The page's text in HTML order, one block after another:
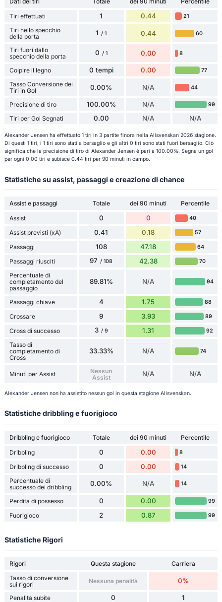
Tiri effettuati
1 0.44 21
Tiri nello specchio
della porta
1 / 1 0.44 60
Tiri fuori dallo
specchio della porta
0 / 1 0.00 8
Colpire il legno 0 tempi 0.00 77
Tasso Conversione dei
Tiri in Gol
0.00% N/A 44
Precisione di tiro 100.00% N/A 99
Tiri per Gol Segnati 0.00 N/A N/A
Alexander Jensen ha effettuato 1 tiri in 3 partite finora nella Allsvenskan 2026 stagione.
Di questi 1 tiri, i 1 tiri sono stati a bersaglio e gli altri 0 tiri sono stati fuori bersaglio. Ciò
significa che la precisione di tiro di Alexander Jensen è pari a 100.00%. Segna un gol
per ogni 0.00 tiri e subisce 0.44 tiri per 90 minuti in campo.
Statistiche su assist, passaggi e creazione di chance
Assist e passaggi Totale dei 90 minuti
Percentile
Assist
0 0 40
Assist previsti (xA) 0.41 0.18 57
Passaggi 108 47.18 64
Passaggi riusciti 97 / 108 42.38 70
Percentuale di
completamento del
passaggio
89.81% N/A 94
Passaggi chiave 4 1.75 88
Crossare 9 3.93 89
Cross di successo 3 / 9 1.31 92
Tasso di
completamento di
Cross
33.33% N/A 74
Minuti per Assist
Nessun
Assist
N/A N/A
Alexander Jensen non ha assistito nessun gol in questa stagione Allsvenskan.
Statistiche dribbling e fuorigioco
Dribbling e fuorigioco Totale dei 90 minuti
Percentile
Dribbling
0 0.00 8
Dribbling di successo 0 0.00 14
Percentuale di
successo dei dribbling
0.00% N/A 14
Perdita di possesso 0 0.00 99
Fuorigioco 2 0.87 99
Statistiche Rigori
Rigori Questa stagione
Carriera
Tasso di conversione
sui rigori
Nessuna penalità 0%
Penalità subite 0 1